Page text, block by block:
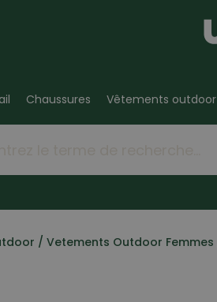
Chaussures Vêtements outdoor
/ Vetements Outdoor Femmes